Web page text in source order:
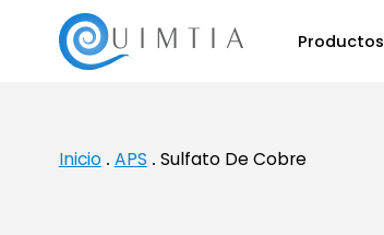
Productos
Inicio
APS Sulfato De Cobre